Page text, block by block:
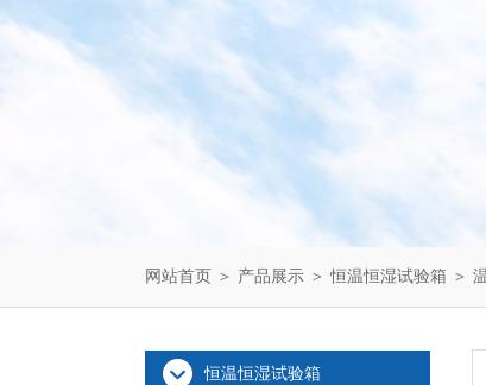
网站首页 ＞ 产品展示 ＞恒温恒湿试验箱 ＞
恒温恒湿试验箱